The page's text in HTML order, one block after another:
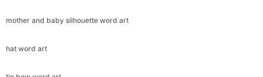
mother and baby silhouette word art
hat word art